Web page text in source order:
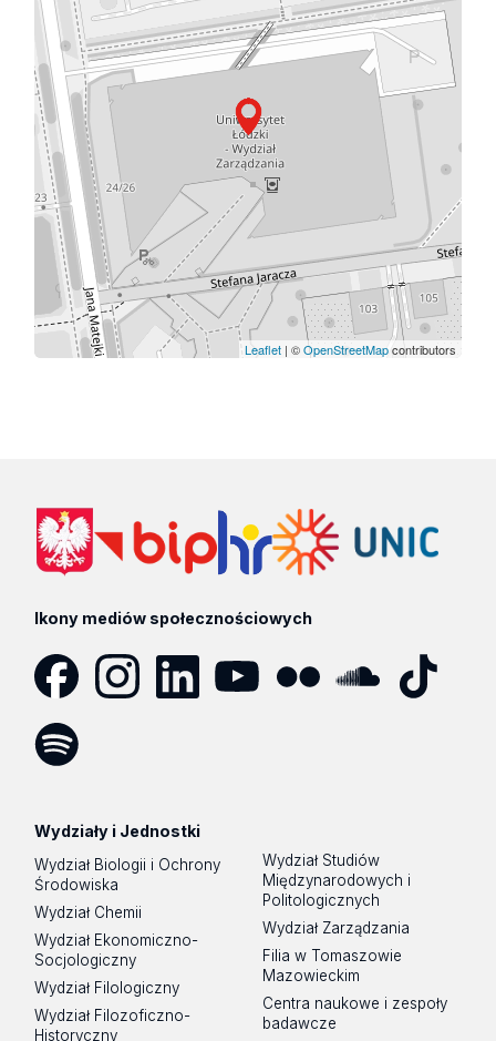
Leaflet| ©OpenStreetMapcontributors
Ikony mediów społecznościowych
Wydziały i Jednostki
Wydział Biologii i Ochrony
Środowiska
Wydział Chemii
Wydział Ekonomiczno-
Socjologiczny
Wydział Filologiczny
Wydział Filozoficzno-
Historyczny
Wydział Studiów
Międzynarodowych i
Politologicznych
Wydział Zarządzania
Filia w Tomaszowie
Mazowieckim
Centra naukowe i zespoły
badawcze